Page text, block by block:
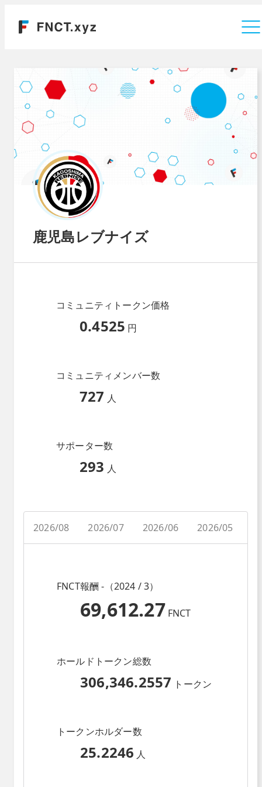
鹿児島レブナイズ
コミュニティトークン価格
0.4525 円
コミュニティメンバー数
727 人
サポーター数
293 人
2026/08 2026/07 2026/06 2026/05
FNCT報酬 -（2024 / 3）
69,612.27 FNCT
ホールドトークン総数
306,346.2557 トークン
トークンホルダー数
25.2246 人